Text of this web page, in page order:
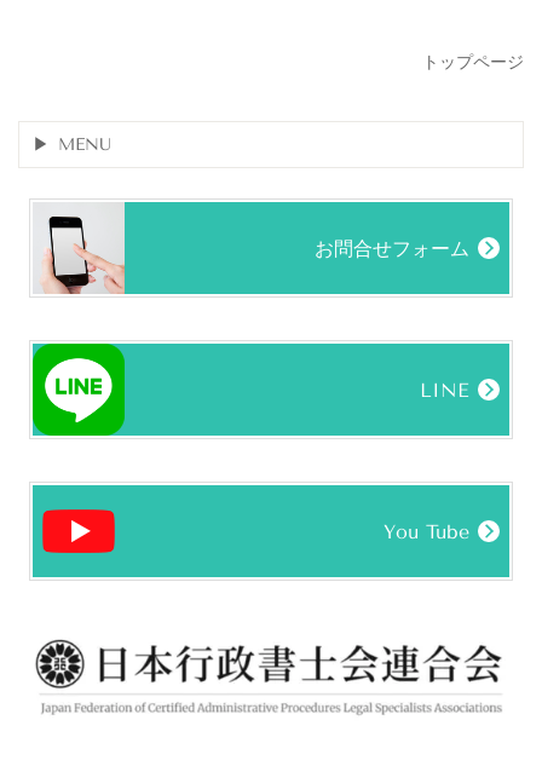
トップページ
MENU
お問合せフォーム
LINE
You Tube